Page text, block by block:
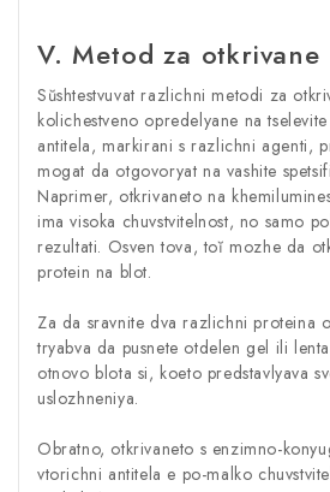
V. Metod za otkrivane
Sŭshtestvuvat razlichni metodi za
kolichestveno opredelyane na
antitela, markirani s razlichni agenti,
mogat da otgovoryat na vashite
Naprimer, otkrivaneto na
ima visoka chuvstvitelnost, no samo
rezultati. Osven tova, toĭ mozhe da
protein na blot.
Za da sravnite dva razlichni proteina
tryabva da pusnete otdelen gel ili
otnovo blota si, koeto predstavlyava
uslozhneniya.
Obratno, otkrivaneto s enzimno-
vtorichni antitela e po-malko